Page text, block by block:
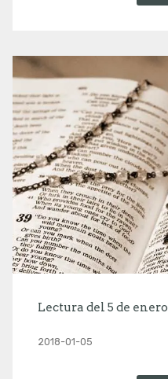
Lectura del 5 de enero
2018-01-05